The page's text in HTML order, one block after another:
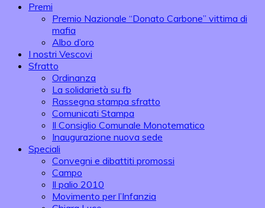
Premi
Premio Nazionale “Donato Carbone” vittima di
mafia
Albo d’oro
I nostri Vescovi
Sfratto
Ordinanza
La solidarietà su fb
Rassegna stampa sfratto
Comunicati Stampa
Il Consiglio Comunale Monotematico
Inaugurazione nuova sede
Speciali
Convegni e dibattiti promossi
Campo
Il palio 2010
Movimento per l’Infanzia